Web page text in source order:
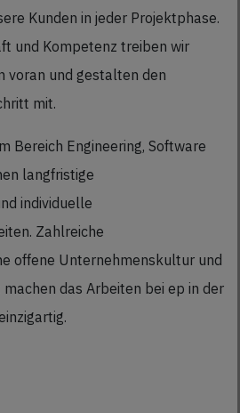
Kunden in jeder Projektphase.
und Kompetenz treiben wir
voran und gestalten den
mit.
Bereich Engineering, Software
langfristige
individuelle
Zahlreiche
offene Unternehmenskultur und
das Arbeiten bei ep in der